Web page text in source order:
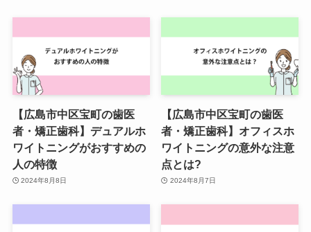
【広島市中区宝町の歯医
者・矯正歯科】デュアルホ
ワイトニングがおすすめの
人の特徴
2024年8月8日
【広島市中区宝町の歯医
者・矯正歯科】オフィスホ
ワイトニングの意外な注意
点とは?
2024年8月7日